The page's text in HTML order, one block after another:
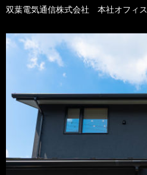
双葉電気通信株式会社 本社オフィス